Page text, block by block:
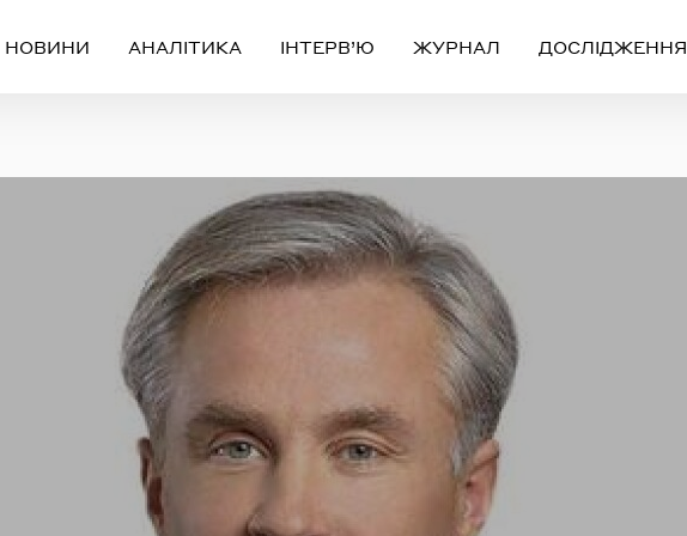
НОВИНИ АНАЛІТИКА ІНТЕРВ’Ю ЖУРНАЛ ДОСЛІДЖЕННЯ
Реєстрація
ЧЕРЕЗ СОЦІАЛЬНІ МЕРЕЖІ
FACEBOOK GOOGLE
АБО